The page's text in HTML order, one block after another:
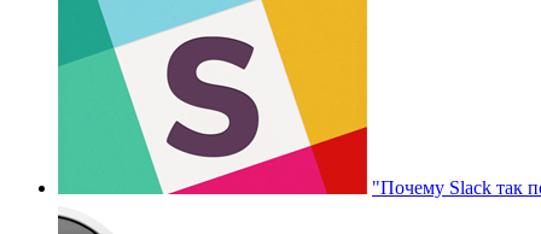
"Почему Slack так